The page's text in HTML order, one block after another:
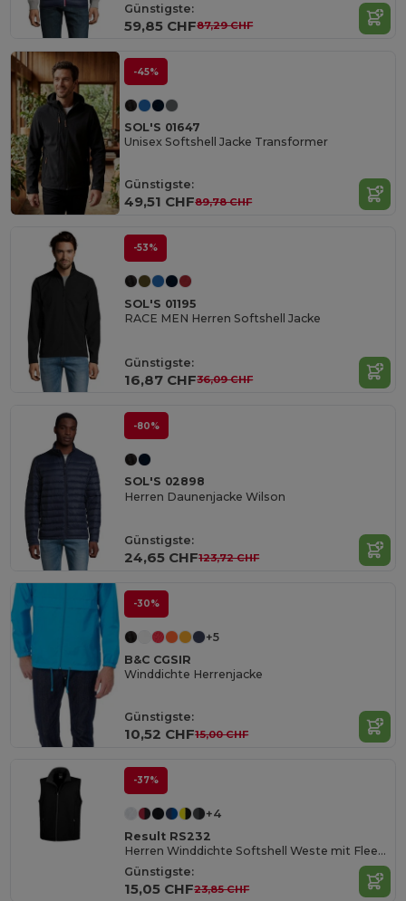
Günstigste:
59,85 CHF87,29 CHF
-45%
SOL'S 01647
Unisex Softshell Jacke Transformer
Günstigste:
49,51 CHF89,78 CHF
-53%
SOL'S 01195
RACE MEN Herren Softshell Jacke
Günstigste:
16,87 CHF36,09 CHF
-80%
SOL'S 02898
Herren Daunenjacke Wilson
Günstigste:
24,65 CHF123,72 CHF
-30%
+5
B&C CGSIR
Winddichte Herrenjacke
Günstigste:
10,52 CHF15,00 CHF
-37%
+4
Result RS232
Herren Winddichte Softshell Weste mit Fleece
Günstigste:
15,05 CHF23,85 CHF